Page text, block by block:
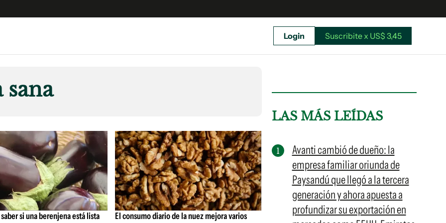
Unidos
Suscribite x US$ 3,45
Login Suscribite x US$ 3,45
si una berenjena está lista
El consumo diario de la nuez mejora varios
LAS MÁS LEÍDAS
Avanti cambió de dueño: la
empresa familiar oriunda de
Paysandú que llegó a la tercera
generación y ahora apuesta a
profundizar su exportación en